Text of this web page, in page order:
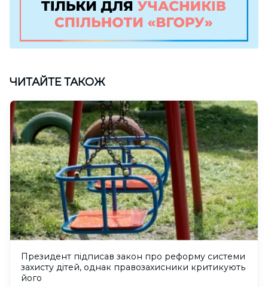
ЧИТАЙТЕ ТАКОЖ
Президент підписав закон про реформу системи
захисту дітей, однак правозахисники критикують
його